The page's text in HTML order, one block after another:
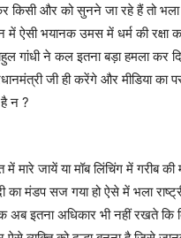
और को सुनने जा रहे हैं तो भला
ऐसी भयानक उमस में धर्म की
गांधी ने कल इतना बड़ा हमला कर
जी ही करेंगे और मीडिया का
है न ?
मारे जायें या मॉब लिंचिंग में गरीब की
मंडप सज गया हो ऐसे में भला
इतना अधिकार भी नहीं रखते कि